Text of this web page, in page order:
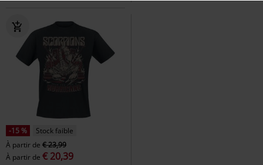
-15 %
Stock faible
À partir de € 23,99
À partir de € 20,39